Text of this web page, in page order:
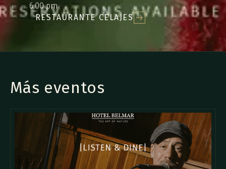
hour: 6:00 pm
Where:RESTAURANTE CELAJES
Más eventos